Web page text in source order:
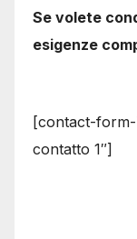
Se volete
esigenze
[contact-form-
contatto 1″]